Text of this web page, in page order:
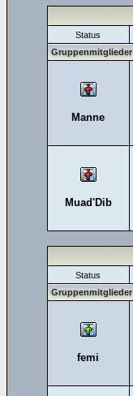
Status
Gruppenmitglieder
Manne
Muad'Dib
Status
Gruppenmitglieder
femi